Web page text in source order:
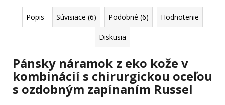
Popis Súvisiace (6) Podobné (6) Hodnotenie
Diskusia
Pánsky náramok z eko kože v
kombinácií s chirurgickou oceľou
s ozdobným zapínaním Russel
16,48